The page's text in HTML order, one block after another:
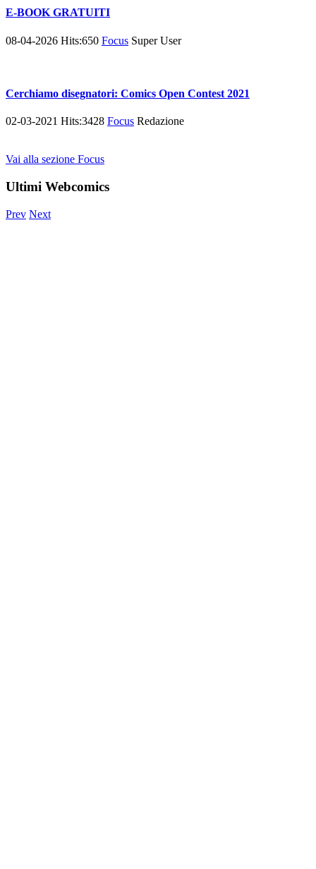
E-BOOK GRATUITI
08-04-2026 Hits:650 Focus Super User
Cerchiamo disegnatori: Comics Open Contest 2021
02-03-2021 Hits:3428 Focus Redazione
Vai alla sezione Focus
Ultimi Webcomics
Prev Next